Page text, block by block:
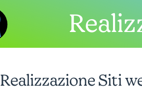
Realizzazione Siti